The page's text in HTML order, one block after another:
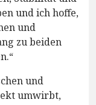
und ich hoffe,
und
zu beiden
und
umwirbt,